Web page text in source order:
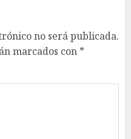
no será publicada.
marcados con *